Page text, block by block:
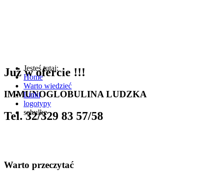
Już w ofercie !!!
IMMUNOGLOBULINA LUDZKA
Tel. 32/329 83 57/58
Jesteś tutaj:
Home
Warto wiedzieć
Linki
logotypy
schulke
Warto przeczytać